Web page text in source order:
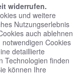
widerrufen.
und weitere
Nutzungserlebnis
auch ablehnen
Cookies
detaillierte
Technologien finden
können Ihre